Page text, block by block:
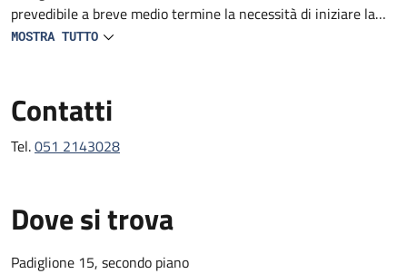
prevedibile a breve medio termine la necessità di iniziare la
terapia sostitutiva (emodialisi o dialisi peritoneale).
MOSTRA TUTTO
Contatti
Tel.051 2143028
Dove si trova
Padiglione 15, secondo piano